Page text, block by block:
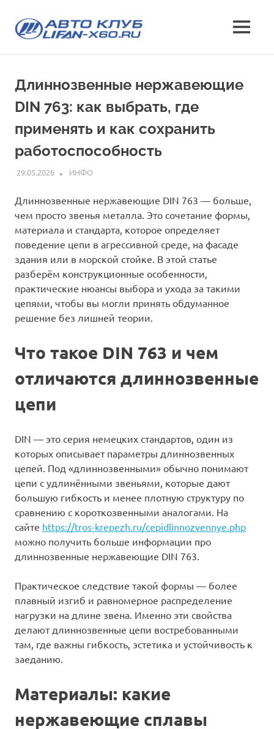
содержимому
х60
клуб
Lifan
—
характеристики
и
отзывы,
эксплуатация,
фото
стоимость
МЕНЮ
Длиннозвенные нержавеющие
DIN 763: как выбрать, где
применять и как сохранить
работоспособность
29.05.2026 INFO
ИНФО
Длиннозвенные нержавеющие DIN 763 — больше,
чем просто звенья металла. Это сочетание формы,
материала и стандарта, которое определяет
поведение цепи в агрессивной среде, на фасаде
здания или в морской стойке. В этой статье
разберём конструкционные особенности,
практические нюансы выбора и ухода за такими
цепями, чтобы вы могли принять обдуманное
решение без лишней теории.
Что такое DIN 763 и чем
отличаются длиннозвенные
цепи
DIN — это серия немецких стандартов, один из
которых описывает параметры длиннозвенных
цепей. Под «длиннозвенными» обычно понимают
цепи с удлинёнными звеньями, которые дают
большую гибкость и менее плотную структуру по
сравнению с короткозвенными аналогами. На
сайте https://tros-krepezh.ru/cepidlinnozvennye.php
можно получить больше информации про
длиннозвенные нержавеющие DIN 763.
Практическое следствие такой формы — более
плавный изгиб и равномерное распределение
нагрузки на длине звена. Именно эти свойства
делают длиннозвенные цепи востребованными
там, где важны гибкость, эстетика и устойчивость к
заеданию.
Материалы: какие
нержавеющие сплавы